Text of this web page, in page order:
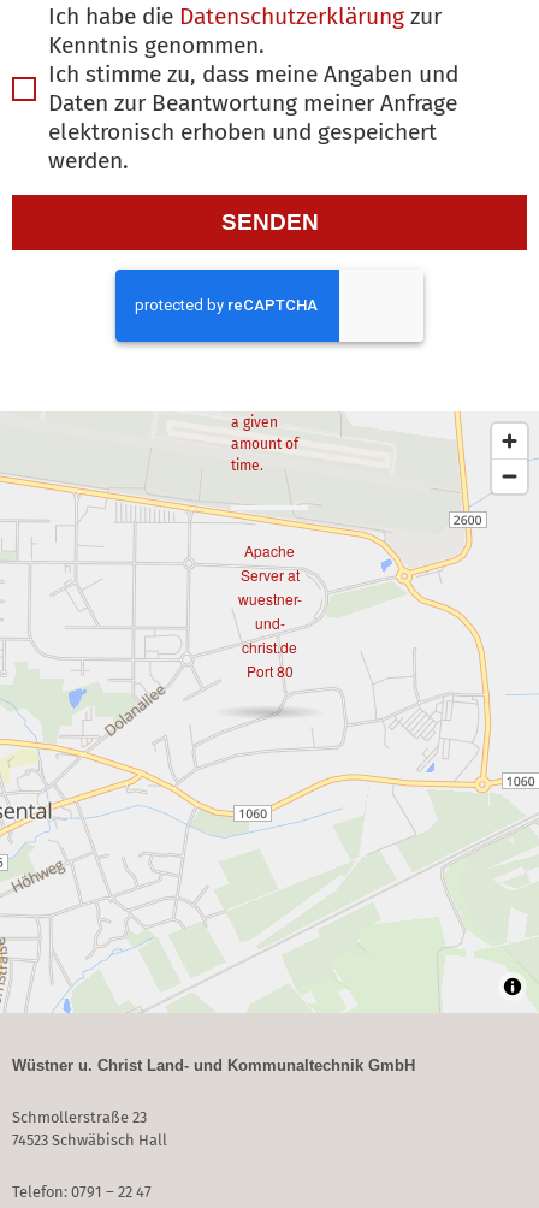
Ich habe die Datenschutzerklärung zur
Kenntnis genommen.
Ich stimme zu, dass meine Angaben und
Daten zur Beantwortung meiner Anfrage
elektronisch erhoben und gespeichert
werden.
SENDEN
Many
Requests
a given
amount of
time.
Apache
Server at
wuestner-
und-
christ.de
Port 80
Wüstner u. Christ Land- und Kommunaltechnik GmbH
Schmollerstraße 23
74523 Schwäbisch Hall
Telefon: 0791 – 22 47